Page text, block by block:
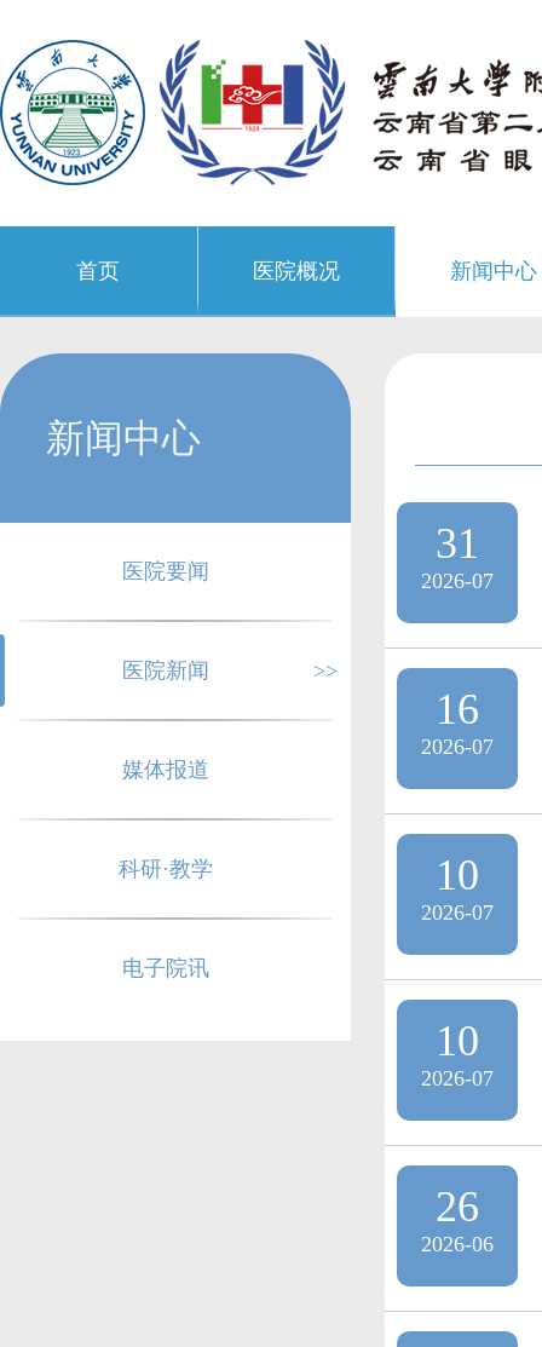
首页 医院概况 新闻中心
新闻中心
医院要闻
医院新闻 >>
媒体报道
科研·教学
电子院讯
31
2026-07
16
2026-07
10
2026-07
10
2026-07
26
2026-06